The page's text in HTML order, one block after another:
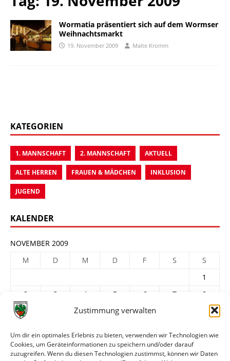
Zustimmung verwalten
Um dir ein optimales Erlebnis zu bieten, verwenden wir Technologien wie
Cookies, um Geräteinformationen zu speichern und/oder darauf
zuzugreifen. Wenn du diesen Technologien zustimmst, können wir Daten
Wormatia präsentiert sich auf dem Wormser
Weihnachtsmarkt
19. November 2009 Malte Kromm
KATEGORIEN
1. MANNSCHAFT 2. MANNSCHAFT AKTUELL
ALTE HERREN FRAUEN & MÄDCHEN INKLUSION
JUGEND
KALENDER
NOVEMBER 2009
M
D M D F S
S
1
2
3 4 5 6 7
8
9
11 12 13
23
24 25 26 27 28